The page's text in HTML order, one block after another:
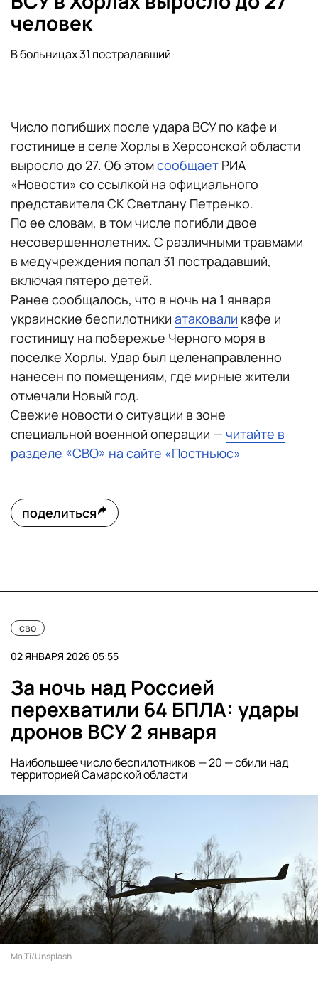
человек
В больницах 31 пострадавший
Число погибших после удара ВСУ по кафе и
гостинице в селе Хорлы в Херсонской области
выросло до 27. Об этомсообщает РИА
«Новости» со ссылкой на официального
представителя СК Светлану Петренко.
По ее словам, в том числе погибли двое
несовершеннолетних. С различными травмами
в медучреждения попал 31 пострадавший,
включая пятеро детей.
Ранее сообщалось, что в ночь на 1 января
украинские беспилотники атаковали кафе и
гостиницу на побережье Черного моря в
поселке Хорлы. Удар был целенаправленно
нанесен по помещениям, где мирные жители
отмечали Новый год.
Свежие новости о ситуации в зоне
специальной военной операции — читайте в
разделе «СВО» на сайте «Постньюс»
поделиться
сво
02 ЯНВАРЯ 2026 05:55
За ночь над Россией
перехватили 64 БПЛА: удары
дронов ВСУ 2 января
Наибольшее число беспилотников — 20 — сбили над
территорией Самарской области
Ma Ti/Unsplash